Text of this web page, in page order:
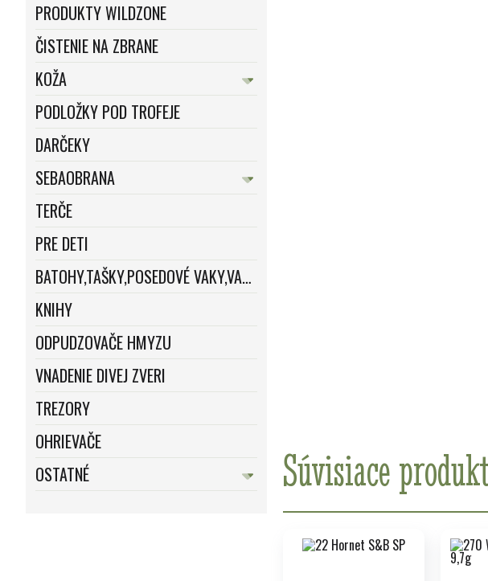
PRODUKTY WILDZONE
ČISTENIE NA ZBRANE
KOŽA
PODLOŽKY POD TROFEJE
DARČEKY
SEBAOBRANA
TERČE
PRE DETI
BATOHY,TAŠKY,POSEDOVÉ VAKY,VAKY
KNIHY
ODPUDZOVAČE HMYZU
VNADENIE DIVEJ ZVERI
TREZORY
OHRIEVAČE
OSTATNÉ
Súvisiace